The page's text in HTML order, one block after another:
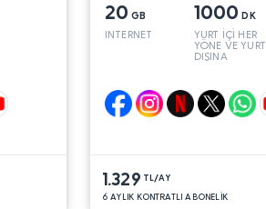
20 GB
INTERNET
1000 DK
YURT İÇİ HER
YÖNE VE YURT
DIŞINA
1.329 TL/AY
6 AYLIK KONTRATLI ABONELİK